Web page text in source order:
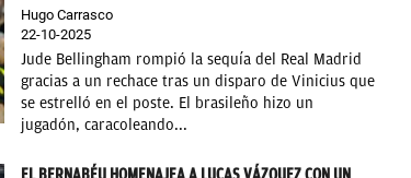
Hugo Carrasco
22-10-2025
Jude Bellingham rompió la sequía del Real Madrid
gracias a un rechace tras un disparo de Vinicius que
se estrelló en el poste. El brasileño hizo un
jugadón, caracoleando...